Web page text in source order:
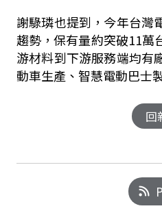
謝騄璘也提到，今年台灣
趨勢，保有量約突破11萬
游材料到下游服務端均有
動車生產、智慧電動巴士
回